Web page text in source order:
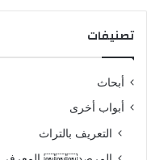
تصنيفات
أبحاث
أبواب أخرى
التعريف بالتراث